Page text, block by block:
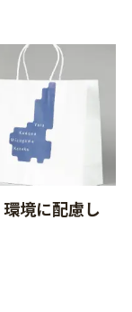
境に配慮し